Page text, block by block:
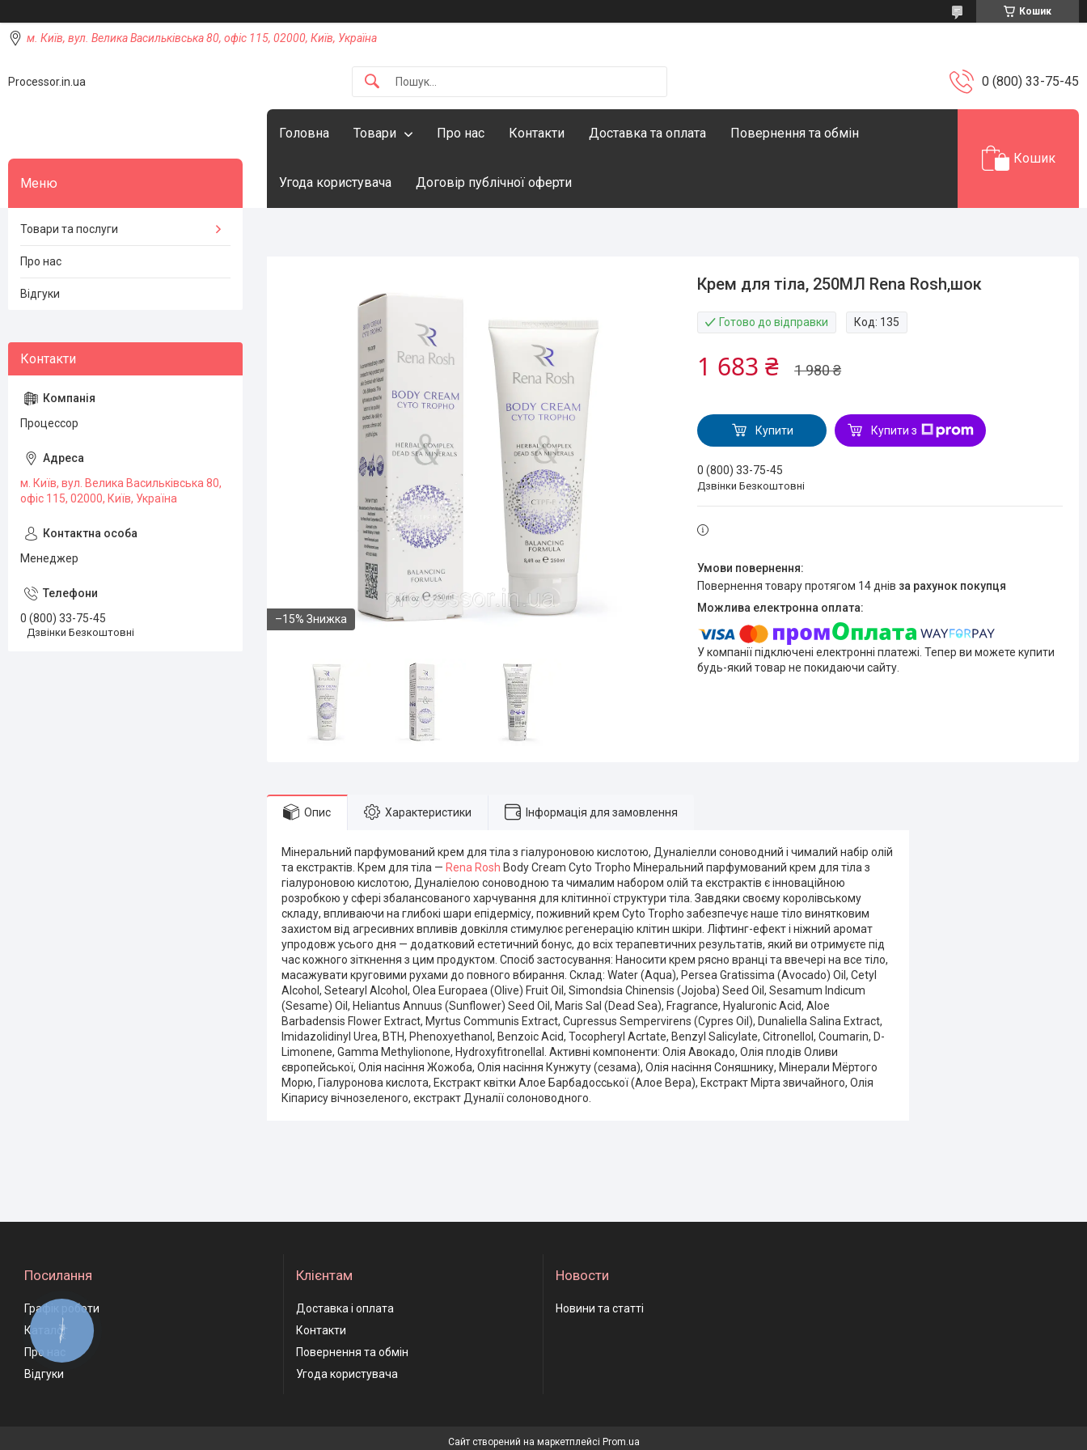
Кошик
м. Київ, вул. Велика Васильківська 80, офіс 115, 02000, Київ, Україна
Processor.in.ua 0 (800) 33-75-45
Головна Товари Про нас Контакти Доставка та оплата Повернення та обмін
Угода користувача Договір публічної оферти
Кошик
–15%
Крем для тіла, 250МЛ Rena Rosh,шок
Готово до відправки Код: 135
1 980 ₴
1 683 ₴
Купити Купити з
0 (800) 33-75-45
Дзвінки Безкоштовні
повернення товару протягом 14 днів за рахунок покупця
У компанії підключені електронні платежі. Тепер ви можете купити
будь-який товар не покидаючи сайту.
Опис Характеристики Інформація для замовлення
Мінеральний парфумований крем для тіла з гіалуроновою кислотою, Дуналіелли соноводний і чималий набір олій
та екстрактів. Крем для тіла — Rena Rosh Body Cream Cyto Tropho Мінеральний парфумований крем для тіла з
гіалуроновою кислотою, Дуналіелою соноводною та чималим набором олій та екстрактів є інноваційною
розробкою у сфері збалансованого харчування для клітинної структури тіла. Завдяки своєму королівському
складу, впливаючи на глибокі шари епідермісу, поживний крем Cyto Tropho забезпечує наше тіло винятковим
захистом від агресивних впливів довкілля стимулює регенерацію клітин шкіри. Ліфтинг-ефект і ніжний аромат
упродовж усього дня — додатковий естетичний бонус, до всіх терапевтичних результатів, який ви отримуєте під
час кожного зіткнення з цим продуктом. Спосіб застосування: Наносити крем рясно вранці та ввечері на все тіло,
масажувати круговими рухами до повного вбирання. Склад: Water (Aqua), Persea Gratissima (Avocado) Oil, Cetyl
Alcohol, Setearyl Alcohol, Olea Europaea (Olive) Fruit Oil, Simondsia Chinensis (Jojoba) Seed Oil, Sesamum Indicum
(Sesame) Oil, Heliantus Annuus (Sunflower) Seed Oil, Maris Sal (Dead Sea), Fragrance, Hyaluronic Acid, Aloe
Barbadensis Flower Extract, Myrtus Communis Extract, Cupressus Sempervirens (Cypres Oil), Dunaliella Salina Extract,
Imidazolidinyl Urea, BTH, Phenoxyethanol, Benzoic Acid, Tocopheryl Acrtate, Benzyl Salicylate, Citronellol, Coumarin, D-
Limonene, Gamma Methylionone, Hydroxyfitronellal. Активні компоненти: Олія Авокадо, Олія плодів Оливи
європейської, Олія насіння Жожоба, Олія насіння Кунжуту (сезама), Олія насіння Соняшнику, Мінерали Мёртого
Морю, Гіалуронова кислота, Екстракт квітки Алое Барбадосської (Алое Вера), Екстракт Мірта звичайного, Олія
Кіпарису вічнозеленого, екстракт Дуналії солоноводного.
Товари та послуги
Про нас
Відгуки
Процессор
м. Київ, вул. Велика Васильківська 80,
офіс 115, 02000, Київ, Україна
Менеджер
0 (800) 33-75-45
Дзвінки Безкоштовні
Посилання
Графік роботи
Каталог
Про нас
Відгуки
Клієнтам
Доставка і оплата
Контакти
Повернення та обмін
Угода користувача
Новости
Новини та статті
Сайт створений на маркетплейсі Prom.ua
КНОПКА
ЗВ'ЯЗКУ